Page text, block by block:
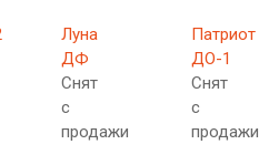
Луна
ДФ
Снят
с
продажи
Патриот
ДО-1
Снят
с
продажи